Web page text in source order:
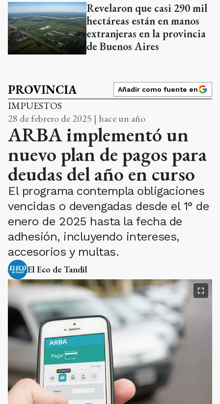
Revelaron que casi 290 mil
hectáreas están en manos
extranjeras en la provincia
de Buenos Aires
PROVINCIA Añadir como fuente en
IMPUESTOS
28 de febrero de 2025 | hace un año
ARBA implementó un
nuevo plan de pagos para
deudas del año en curso
El programa contempla obligaciones
vencidas o devengadas desde el 1° de
enero de 2025 hasta la fecha de
adhesión, incluyendo intereses,
accesorios y multas.
El Eco de Tandil